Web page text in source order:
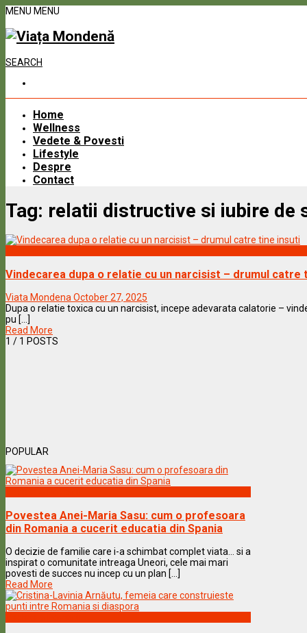
MENU MENU
SEARCH
Home
Wellness
Vedete & Povesti
Lifestyle
Despre
Contact
Tag: relatii distructive si iubire de
Vindecarea dupa o relatie cu un narcisist – drumul catre
Viata Mondena October 27, 2025
Dupa o relatie toxica cu un narcisist, incepe adevarata calatorie –
pu [...]
Read More
1 / 1 POSTS
POPULAR
Povestea Anei-Maria Sasu: cum o profesoara
din Romania a cucerit educatia din Spania
O decizie de familie care i-a schimbat complet viata… si a
inspirat o comunitate intreaga Uneori, cele mai mari
povesti de succes nu incep cu un plan [...]
Read More